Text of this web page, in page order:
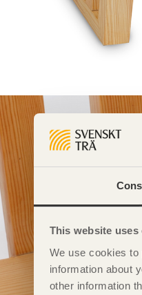
This website uses
We use cookies
information about
other information